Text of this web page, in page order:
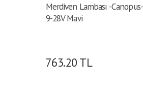
Merdiven Lambası -Canopus-
9-28V Mavi
763.20 TL